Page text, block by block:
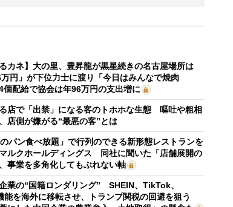
るカネ】大の里、豊昇龍が黒星続きの名古屋場所は
万円」が下位力士に渡り「今日はみんなで焼肉
配給で協会は年96万円の支出増に
店で「出禁」になる客のトホホな生態 嘔吐や粗相
店側が嫌がる“最悪の客”とは
のパン食べ放題」で行列のできる新形態レストランを
ルクホールディングス 同社に聞いた「店舗展開の
事業を多角化してもぶれない軸
業の“国籍ロンダリング” SHEIN、TikTok、
を海外に移転させ、トランプ関税の回避を狙う